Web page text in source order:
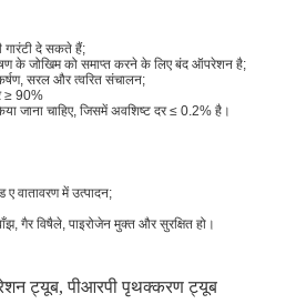
गारंटी दे सकते हैं;
के जोखिम को समाप्त करने के लिए बंद ऑपरेशन है;
सरल और त्वरित संचालन;
≥ 90%
जाना चाहिए, जिसमें अवशिष्ट दर ≤ 0.2% है।
ए वातावरण में उत्पादन;
गैर विषैले, पाइरोजेन मुक्त और सुरक्षित हो।
ट्यूब, पीआरपी पृथक्करण ट्यूब